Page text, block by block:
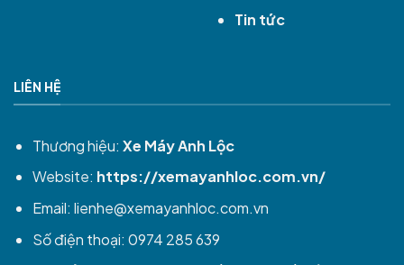
Tin tức
LIÊN HỆ
Thương hiệu: Xe Máy Anh Lộc
Website: https://xemayanhloc.com.vn/
Email: lienhe@xemayanhloc.com.vn
Số điện thoại: 0974 285 639